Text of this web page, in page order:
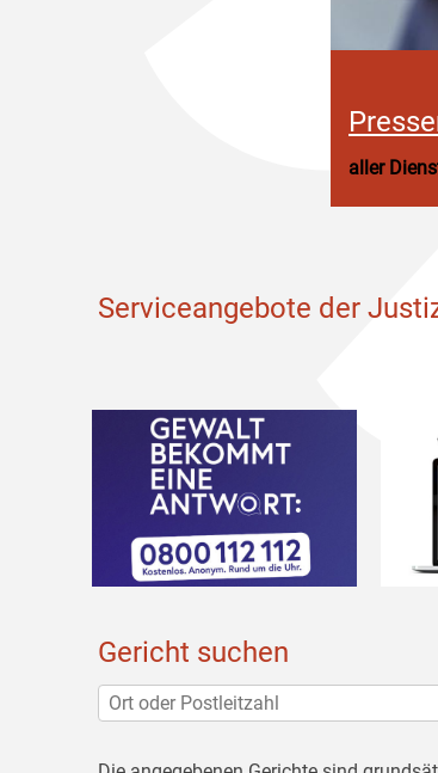
aller
Serviceangebote der
Gericht suchen